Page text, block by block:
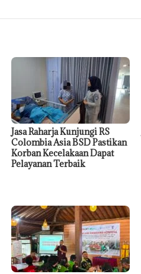
Jasa Raharja Kunjungi RS
Colombia Asia BSD Pastikan
Korban Kecelakaan Dapat
Pelayanan Terbaik